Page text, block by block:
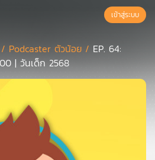
เข้าสู่ระบบ
/ Podcaster ตัวน้อย / EP. 64:
| วันเด็ก 2568